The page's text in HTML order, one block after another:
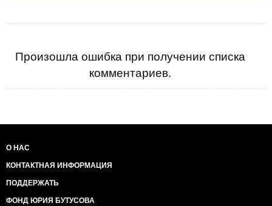
Произошла ошибка при получении списка
комментариев.
О НАС
КОНТАКТНАЯ ИНФОРМАЦИЯ
ПОДДЕРЖАТЬ
ФОНД ЮРИЯ БУТУСОВА